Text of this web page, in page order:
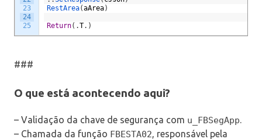
23
24
25
RestArea(aArea)
Return( .T. )
###
O que está acontecendo aqui?
– Validação da chave de segurança com u_FBSegApp.
– Chamada da função FBESTA02, responsável pela